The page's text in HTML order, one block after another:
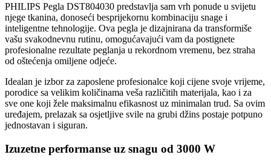
PHILIPS Pegla DST804030 predstavlja sam vrh ponude u svijetu
njege tkanina, donoseći besprijekornu kombinaciju snage i
inteligentne tehnologije. Ova pegla je dizajnirana da transformiše
vašu svakodnevnu rutinu, omogućavajući vam da postignete
profesionalne rezultate peglanja u rekordnom vremenu, bez straha
od oštećenja omiljene odjeće.
Idealan je izbor za zaposlene profesionalce koji cijene svoje vrijeme,
porodice sa velikim količinama veša različitih materijala, kao i za
sve one koji žele maksimalnu efikasnost uz minimalan trud. Sa ovim
uređajem, prelazak sa osjetljive svile na grubi džins postaje potpuno
jednostavan i siguran.
Izuzetne performanse uz snagu od 3000 W